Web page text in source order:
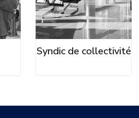
Syndic de collectivité